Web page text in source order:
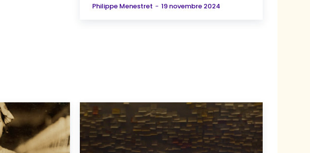
Philippe Menestret - 19 novembre 2024